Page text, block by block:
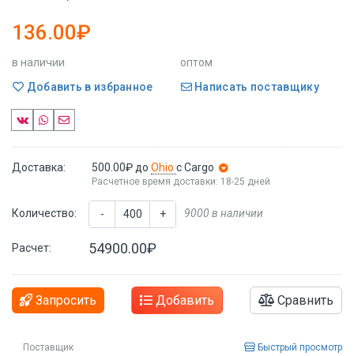
136.00₽
в наличии
оптом
Добавить в избранное
Написать поставщику
Доставка: 500.00₽ до Ohio с Cargo
Расчетное время доставки: 18-25 дней
Количество: - + 9000 в наличии
Расчет: 54900.00₽
Запросить Добавить Сравнить
Поставщик Быстрый просмотр